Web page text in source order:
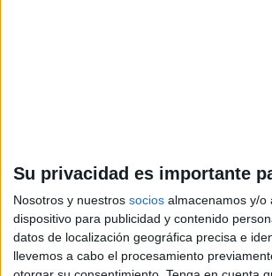
Su privacidad es importante
Nosotros y nuestros socios almacenamos y/o
dispositivo para publicidad y contenido
datos de localización geográfica precisa e
llevemos a cabo el procesamiento